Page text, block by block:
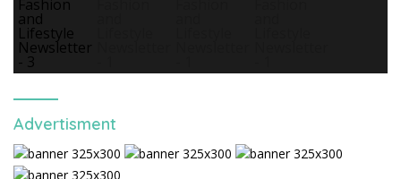
Advertisment